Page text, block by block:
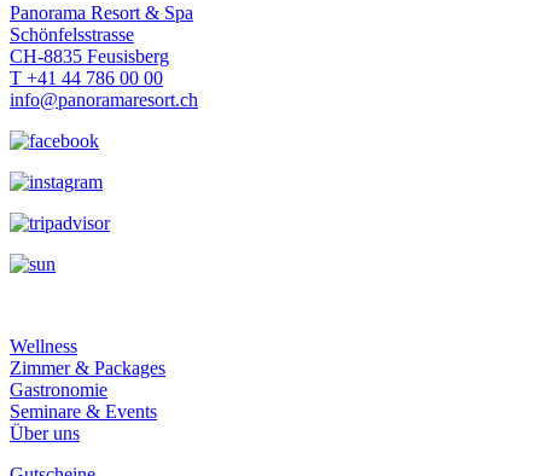
Panorama Resort & Spa
Schönfelsstrasse
CH-8835 Feusisberg
T +41 44 786 00 00
info@panoramaresort.ch
Wellness
Zimmer & Packages
Gastronomie
Seminare & Events
Über uns